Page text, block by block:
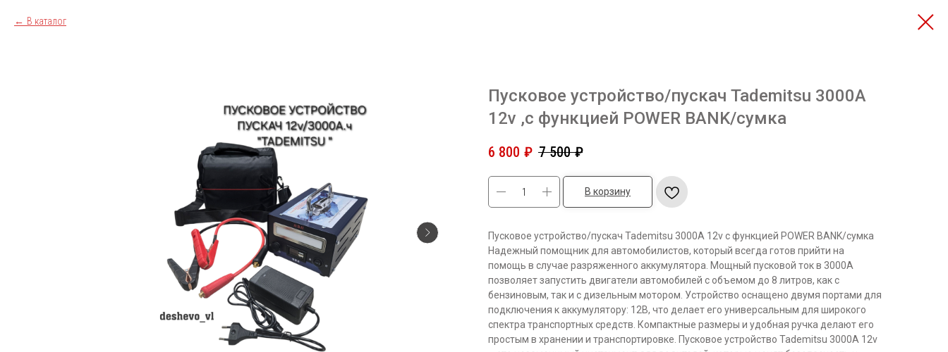
В каталог
Пусковое устройство/пускач Tademitsu 3000А
12v ,с функцией POWER BANK/сумка
6 800 ₽ 7 500 ₽
В корзину
Пусковое устройство/пускач Tademitsu 3000А 12v с функцией POWER BANK/сумка
Надежный помощник для автомобилистов, который всегда готов прийти на
помощь в случае разряженного аккумулятора. Мощный пусковой ток в 3000А
позволяет запустить двигатели автомобилей с объемом до 8 литров, как с
бензиновым, так и с дизельным мотором. Устройство оснащено двумя портами для
подключения к аккумулятору: 12В, что делает его универсальным для широкого
спектра транспортных средств. Компактные размеры и удобная ручка делают его
простым в хранении и транспортировке. Пусковое устройство Tademitsu 3000А 12v